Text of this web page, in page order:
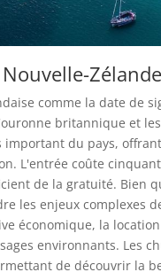
comme la date de
britannique et
du pays,
L'entrée coûte
de la gratuité. Bien
les enjeux complexes
économique, la
environnants. Les
de découvrir la